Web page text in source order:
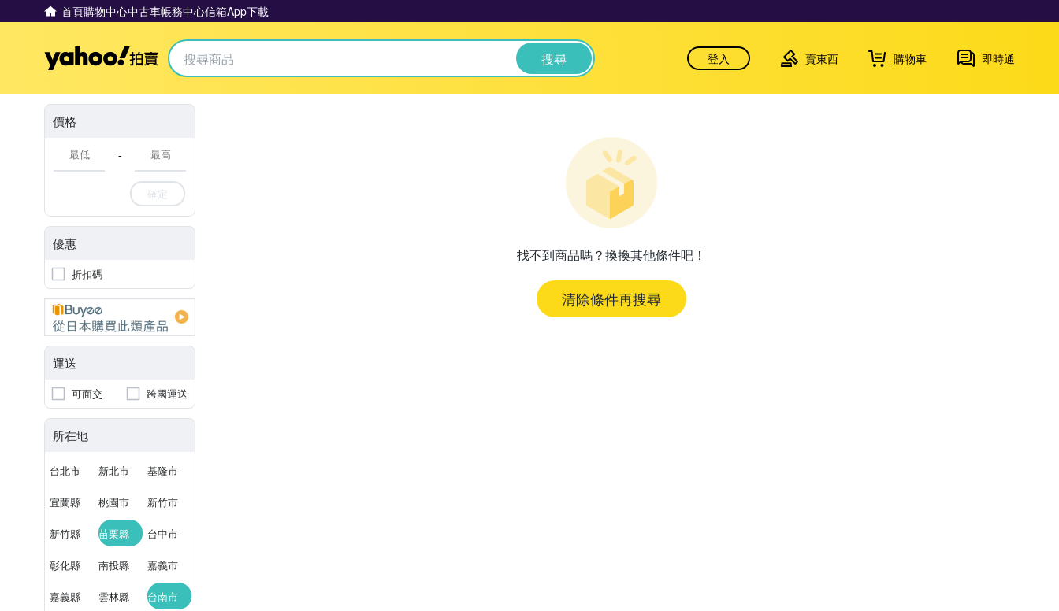
首頁購物中心中古車帳務中心信箱App下載
Yahoo拍賣 搜尋 登入 賣東西 購物車 即時通
價格
-
確定
優惠
折扣碼
運送
可面交 跨國運送
所在地
台北市 新北市 基隆市
宜蘭縣 桃園市 新竹市
新竹縣 苗栗縣 台中市
彰化縣 南投縣 嘉義市
嘉義縣 雲林縣 台南市
找不到商品嗎？換換其他條件吧！
清除條件再搜尋